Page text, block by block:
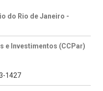
do Rio de Janeiro -
e Investimentos (CCPar)
1427